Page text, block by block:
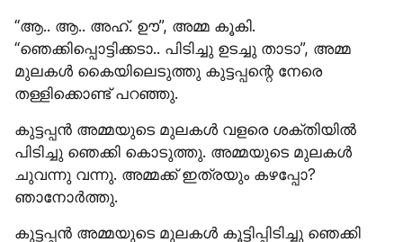
“ആ.. ആ.. അഹ്. ഊ”, അമ്മ കൂകി.
“ഞെക്കിപ്പൊട്ടിക്കടാ.. പിടിച്ചു ഉടച്ചു താടാ”, അമ്മ
മുലകൾ കൈയിലെടുത്തു കുട്ടപ്പന്റെ നേരെ
തള്ളിക്കൊണ്ട് പറഞ്ഞു.
കുട്ടപ്പൻ അമ്മയുടെ മുലകൾ വളരെ ശക്തിയിൽ
പിടിച്ചു ഞെക്കി കൊടുത്തു. അമ്മയുടെ മുലകൾ
ചുവന്നു വന്നു. അമ്മക്ക് ഇത്രയും കഴപ്പോ?
ഞാനോർത്തു.
കുട്ടപ്പൻ അമ്മയുടെ മുലകൾ കൂട്ടിപ്പിടിച്ചു ഞെക്കി